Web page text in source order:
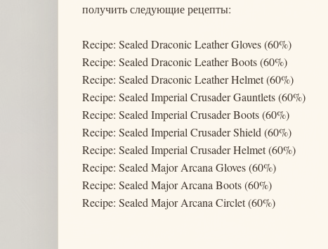
получить следующие рецепты:
Recipe: Sealed Draconic Leather Gloves (60%)
Recipe: Sealed Draconic Leather Boots (60%)
Recipe: Sealed Draconic Leather Helmet (60%)
Recipe: Sealed Imperial Crusader Gauntlets (60%)
Recipe: Sealed Imperial Crusader Boots (60%)
Recipe: Sealed Imperial Crusader Shield (60%)
Recipe: Sealed Imperial Crusader Helmet (60%)
Recipe: Sealed Major Arcana Gloves (60%)
Recipe: Sealed Major Arcana Boots (60%)
Recipe: Sealed Major Arcana Circlet (60%)